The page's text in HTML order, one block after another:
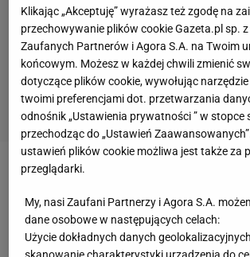
Zobacz wideo
Lewandowskiego
Zmiany w kontrakcie Oskara
Klikając „Akceptuję” wyrażasz też zgodę na
przechowywanie plików cookie Gazeta.pl sp. z
Zaufanych Partnerów i Agora S.A. na Twoim
końcowym. Możesz w każdej chwili zmienić
dotyczące plików cookie, wywołując
twoimi preferencjami dot. przetwarzania
odnośnik „Ustawienia prywatności ” w stopce
przechodząc do „Ustawień
ustawień plików cookie możliwa jest także za
przeglądarki.
My, nasi Zaufani Partnerzy i Agora S.A.
dane osobowe w następujących celach:
Użycie dokładnych danych
skanowanie charakterystyki urządzenia do